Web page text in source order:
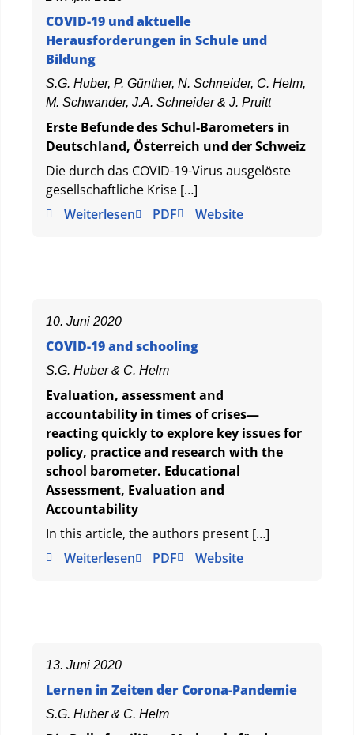
COVID-19 und aktuelle
Herausforderungen in Schule und
Bildung
S.G. Huber, P. Günther, N. Schneider, C. Helm,
M. Schwander, J.A. Schneider & J. Pruitt
Erste Befunde des Schul-Barometers in
Deutschland, Österreich und der Schweiz
Die durch das COVID-19-Virus ausgelöste
gesellschaftliche Krise […]
Weiterlesen
PDF Website
10. Juni 2020
COVID-19 and schooling
S.G. Huber & C. Helm
Evaluation, assessment and
accountability in times of crises—
reacting quickly to explore key issues for
policy, practice and research with the
school barometer. Educational
Assessment, Evaluation and
Accountability
In this article, the authors present […]
Weiterlesen
PDF Website
13. Juni 2020
Lernen in Zeiten der Corona-Pandemie
S.G. Huber & C. Helm